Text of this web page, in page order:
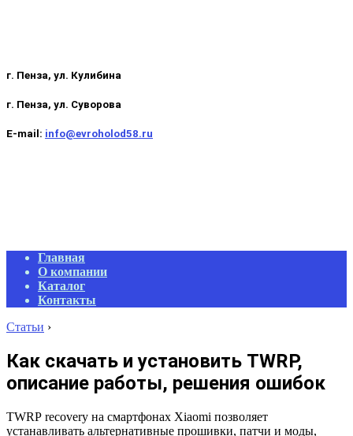
г. Пенза, ул. Кулибина
г. Пенза, ул. Суворова
E-mail: info@evroholod58.ru
Primary
Navigation
Menu
Главная
О компании
Каталог
Контакты
Статьи ›
Как скачать и установить TWRP,
описание работы, решения ошибок
TWRP recovery на смартфонах Xiaomi позволяет
устанавливать альтернативные прошивки, патчи и моды,